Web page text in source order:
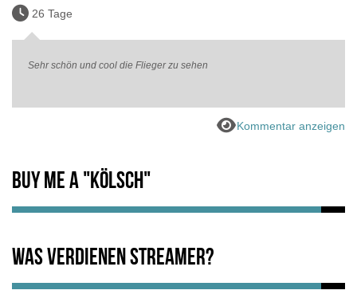
26 Tage
Sehr schön und cool die Flieger zu sehen
Kommentar anzeigen
Buy me a "Kölsch"
Was verdienen Streamer?